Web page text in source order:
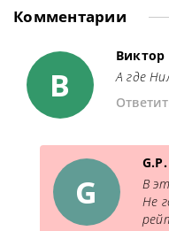
оформив четыре
Сяо Годуном со счетом
Комментарии
В
Виктор
А где
G
G.P.
В
Не